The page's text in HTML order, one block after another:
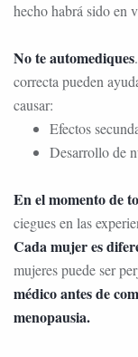
hecho habrá sido en
No te automediques
correcta pueden
causar:
Efectos
Desarrollo de
En el momento de
ciegues en las
Cada mujer es
mujeres puede ser
médico antes de
menopausia.